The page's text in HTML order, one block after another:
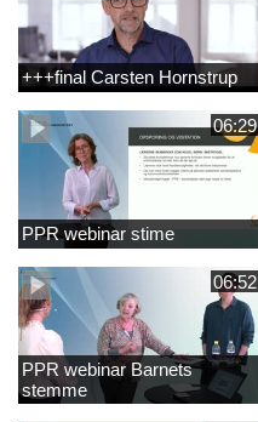
+++final Carsten Hornstrup
06:29
PPR webinar stime
06:52
PPR webinar Barnets
stemme